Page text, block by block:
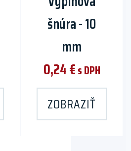
šnúra - 10
mm
0,24€s DPH
ZOBRAZIŤ
chosen
product